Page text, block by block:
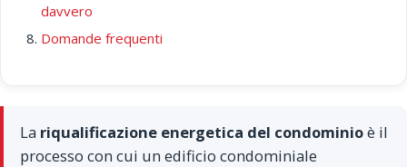
davvero
Domande frequenti
La riqualificazione energetica del condominioè il
processo con cui un edificio condominiale